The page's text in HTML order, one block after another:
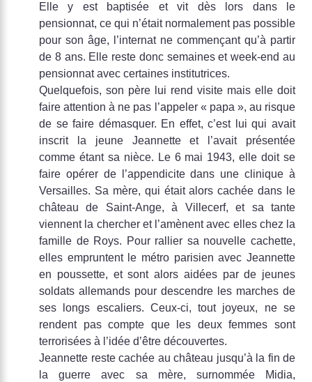
Elle y est baptisée et vit dès lors dans le
pensionnat, ce qui n’était normalement pas possible
pour son âge, l’internat ne commençant qu’à partir
de 8 ans. Elle reste donc semaines et week-end au
pensionnat avec certaines institutrices.
Quelquefois, son père lui rend visite mais elle doit
faire attention à ne pas l’appeler « papa », au risque
de se faire démasquer. En effet, c’est lui qui avait
inscrit la jeune Jeannette et l’avait présentée
comme étant sa nièce. Le 6 mai 1943, elle doit se
faire opérer de l’appendicite dans une clinique à
Versailles. Sa mère, qui était alors cachée dans le
château de Saint-Ange, à Villecerf, et sa tante
viennent la chercher et l’amènent avec elles chez la
famille de Roys. Pour rallier sa nouvelle cachette,
elles empruntent le métro parisien avec Jeannette
en poussette, et sont alors aidées par de jeunes
soldats allemands pour descendre les marches de
ses longs escaliers. Ceux-ci, tout joyeux, ne se
rendent pas compte que les deux femmes sont
terrorisées à l’idée d’être découvertes.
Jeannette reste cachée au château jusqu’à la fin de
la guerre avec sa mère, surnommée Midia,